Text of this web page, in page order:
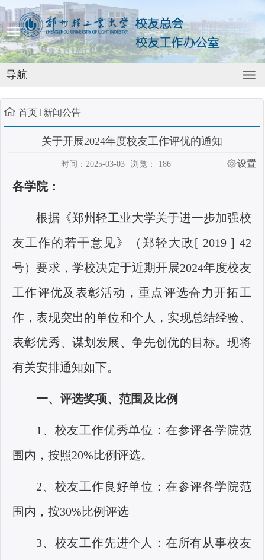
导航
首页 新闻公告
关于开展2024年度校友工作评优的通知
时间：2025-03-03 浏览： 186 设置
各学院：
根据《郑州轻工业大学关于进一步加强校
友工作的若干意见》（郑轻大政[ 2019 ] 42
号）要求，学校决定于近期开展2024年度校友
工作评优及表彰活动，重点评选奋力开拓工
作，表现突出的单位和个人，实现总结经验、
表彰优秀、谋划发展、争先创优的目标。现将
有关安排通知如下。
一、评选奖项、范围及比例
1、校友工作优秀单位：在参评各学院范
围内，按照20%比例评选。
2、校友工作良好单位：在参评各学院范
围内，按30%比例评选
3、校友工作先进个人：在所有从事校友